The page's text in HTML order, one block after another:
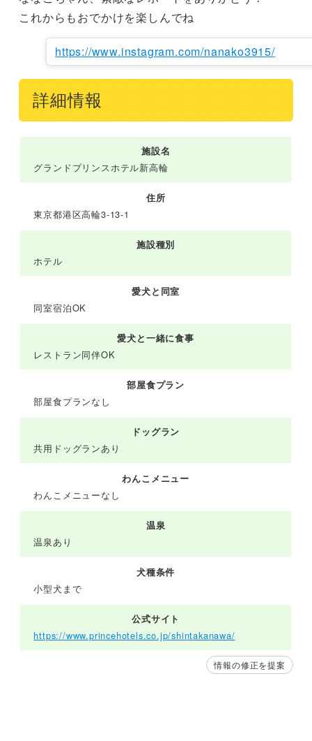
これからもおでかけを楽しんでね
https://www.instagram.com/nanako3915/
詳細情報
施設名
グランドプリンスホテル新高輪
住所
東京都港区高輪3-13-1
施設種別
ホテル
愛犬と同室
同室宿泊OK
愛犬と一緒に食事
レストラン同伴OK
部屋食プラン
部屋食プランなし
ドッグラン
共用ドッグランあり
わんこメニュー
わんこメニューなし
温泉
温泉あり
犬種条件
小型犬まで
公式サイト
https://www.princehotels.co.jp/shintakanawa/
情報の修正を提案